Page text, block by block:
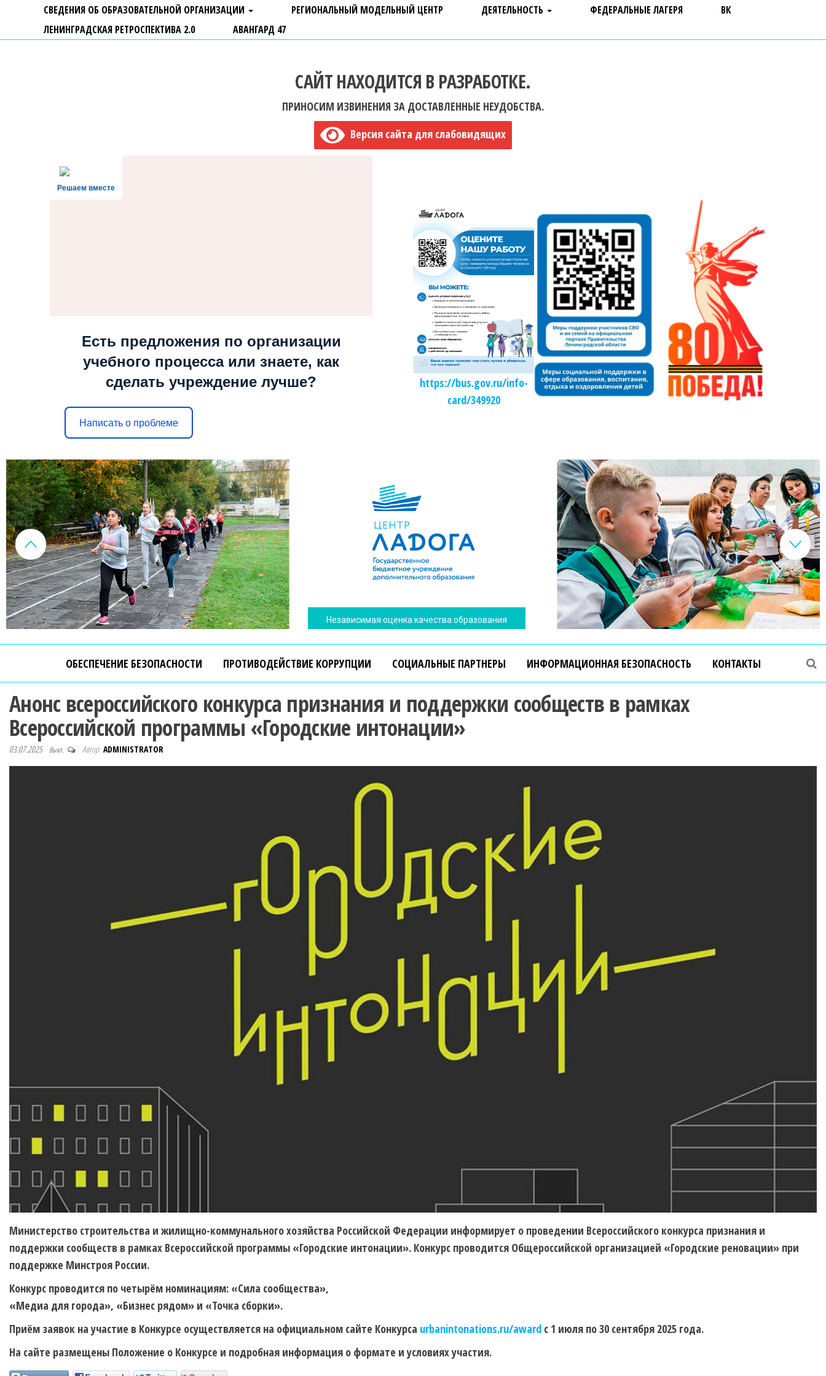
СВЕДЕНИЯ ОБ ОБРАЗОВАТЕЛЬНОЙ ОРГАНИЗАЦИИ РЕГИОНАЛЬНЫЙ МОДЕЛЬНЫЙ ЦЕНТР ДЕЯТЕЛЬНОСТЬ ФЕДЕРАЛЬНЫЕ ЛАГЕРЯ
ВК
ЛЕНИНГРАДСКАЯ РЕТРОСПЕКТИВА 2.0
АВАНГАРД 47
САЙТ НАХОДИТСЯ В РАЗРАБОТКЕ.
ПРИНОСИМ ИЗВИНЕНИЯ ЗА ДОСТАВЛЕННЫЕ НЕУДОБСТВА.
Версия сайта для слабовидящих
Решаем вместе
Есть предложения по организации
учебного процесса или знаете, как
сделать учреждение лучше?
Написать о проблеме
https://bus.gov.ru/info-
card/349920
ОБЕСПЕЧЕНИЕ БЕЗОПАСНОСТИ ПРОТИВОДЕЙСТВИЕ КОРРУПЦИИ СОЦИАЛЬНЫЕ ПАРТНЕРЫ ИНФОРМАЦИОННАЯ БЕЗОПАСНОСТЬ КОНТАКТЫ
Анонс всероссийского конкурса признания и поддержки сообществ в рамках
Всероссийской программы «Городские интонации»
03.07.2025 Выкл. Автор ADMINISTRATOR
Министерство строительства и жилищно-коммунального хозяйства Российской Федерации информирует о проведении Всероссийского конкурса признания и
поддержки сообществ в рамках Всероссийской программы «Городские интонации». Конкурс проводится Общероссийской организацией «Городские реновации» при
поддержке Минстроя России.
Конкурс проводится по четырём номинациям: «Сила сообщества»,
«Медиа для города», «Бизнес рядом» и «Точка сборки».
Приём заявок на участие в Конкурсе осуществляется на официальном сайте Конкурса urbanintonations.ru/award с 1 июля по 30 сентября 2025 года.
На сайте размещены Положение о Конкурсе и подробная информация о формате и условиях участия.